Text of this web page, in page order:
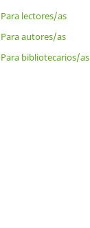
Para lectores/as
Para autores/as
Para bibliotecarios/as